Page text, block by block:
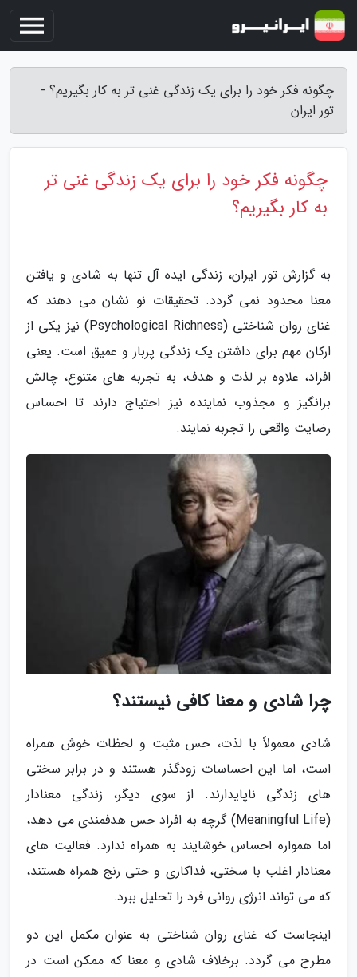
چگونه فکر خود را برای یک زندگی غنی تر به کار بگیریم؟ -
تور ایران
چگونه فکر خود را برای یک زندگی غنی تر
به کار بگیریم؟
به گزارش تور ایران، زندگی ایده آل تنها به شادی و یافتن
معنا محدود نمی گردد. تحقیقات نو نشان می دهند که
غنای روان شناختی (Psychological Richness) نیز یکی از
ارکان مهم برای داشتن یک زندگی پربار و عمیق است. یعنی
افراد، علاوه بر لذت و هدف، به تجربه های متنوع، چالش
برانگیز و مجذوب نماینده نیز احتیاج دارند تا احساس
رضایت واقعی را تجربه نمایند.
چرا شادی و معنا کافی نیستند؟
شادی معمولاً با لذت، حس مثبت و لحظات خوش همراه
است، اما این احساسات زودگذر هستند و در برابر سختی
های زندگی ناپایدارند. از سوی دیگر، زندگی معنادار
(Meaningful Life) گرچه به افراد حس هدفمندی می دهد،
اما همواره احساس خوشایند به همراه ندارد. فعالیت های
معنادار اغلب با سختی، فداکاری و حتی رنج همراه هستند،
که می تواند انرژی روانی فرد را تحلیل ببرد.
اینجاست که غنای روان شناختی به عنوان مکمل این دو
مطرح می گردد. برخلاف شادی و معنا که ممکن است در